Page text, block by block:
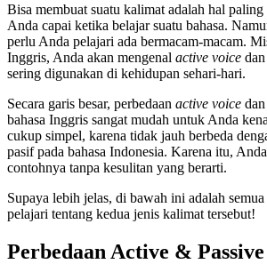
Bisa membuat suatu kalimat adalah hal paling
Anda capai ketika belajar suatu bahasa.
perlu Anda pelajari ada bermacam-macam.
Inggris, Anda akan mengenal active voice dan
sering digunakan di kehidupan sehari-hari.
Secara garis besar, perbedaan active voice dan
bahasa Inggris sangat mudah untuk Anda
cukup simpel, karena tidak jauh berbeda
pasif pada bahasa Indonesia. Karena itu,
contohnya tanpa kesulitan yang berarti.
Supaya lebih jelas, di bawah ini adalah
pelajari tentang kedua jenis kalimat tersebut!
Perbedaan Active &